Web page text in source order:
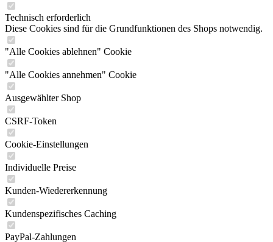
Technisch erforderlich
Diese Cookies sind für die Grundfunktionen des Shops notwendig.
"Alle Cookies ablehnen" Cookie
"Alle Cookies annehmen" Cookie
Ausgewählter Shop
CSRF-Token
Cookie-Einstellungen
Individuelle Preise
Kunden-Wiedererkennung
Kundenspezifisches Caching
PayPal-Zahlungen